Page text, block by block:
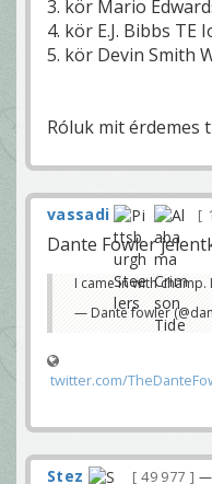
3. kör Mario
4. kör E.J. Bibbs TE
5. kör Devin Smith
Róluk mit érdemes
vassadi
Dante Fowler
I came in with champ.
— Dante fowler
twitter.com/
Stez 49 977
—